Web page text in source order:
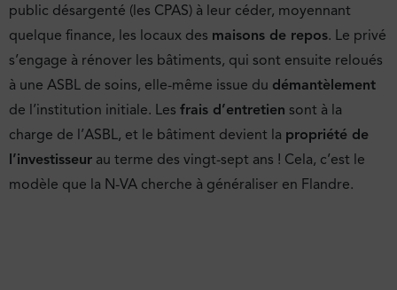
public désargenté (les CPAS) à leur céder, moyennant
quelque finance, les locaux des maisons de repos. Le privé
s’engage à rénover les bâtiments, qui sont ensuite reloués
à une ASBL de soins, elle-même issue du démantèlement
de l’institution initiale. Les frais d’entretien sont à la
charge de l’ASBL, et le bâtiment devient la propriété de
l’investisseur au terme des vingt-sept ans ! Cela, c’est le
modèle que la N-VA cherche à généraliser en Flandre.